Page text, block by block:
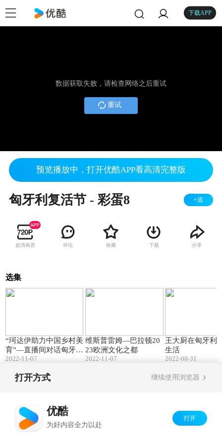
下载APP
数据获取失败，请检查网络之后重试
重试
预览播放中，打开优酷APP看高清完整版
匈牙利复活节 - 彩蛋8 +追
超清画质 评论 收藏 下载 分享
选集
“珂达伊助力中国乡村美
育”—直播间对话匈牙利
驻华使馆文化与教育参
2022-11-07
维斯普雷姆—巴拉顿20
23欧洲文化之都
2022-11-07
王大厨在匈牙利
生活
2022-08-31
打开方式 继续使用浏览器
优酷
为好内容全力以赴
打开